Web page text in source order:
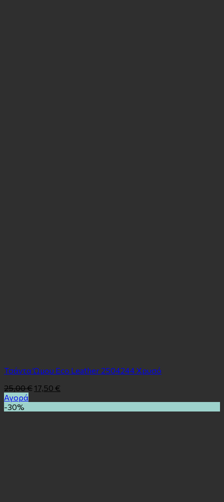
Τσάντα Ώμου Eco Leather 2504244 Χρυσό
25,00€ 17,50 €
Αγορά
-30%